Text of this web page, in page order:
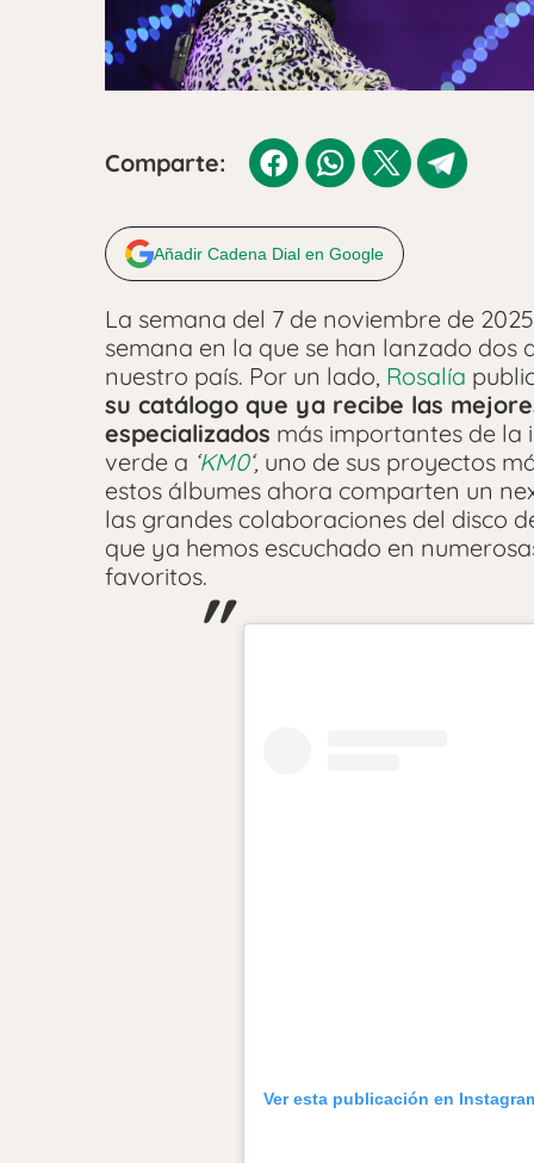
Comparte:
Añadir Cadena Dial en Google
La semana del 7 de noviembre de
semana en la que se han lanzado dos
nuestro país. Por un lado, Rosalía
su catálogo que ya recibe las
especializados más importantes de la
verde a ‘KM0‘, uno de sus proyectos
estos álbumes ahora comparten un
las grandes colaboraciones del disco
que ya hemos escuchado en
favoritos.
Ver esta publicación en